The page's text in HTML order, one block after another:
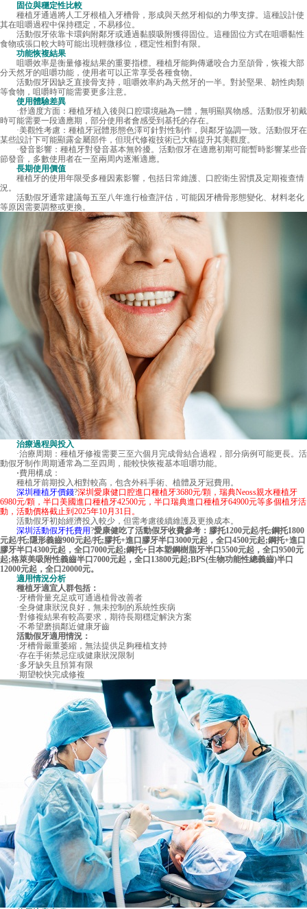
固位與穩定性比較
種植牙通過將人工牙根植入牙槽骨，形成與天然牙相似的力學支撐。這種設計使
其在咀嚼過程中保持穩定，不易移位。
活動假牙依靠卡環鉤附鄰牙或通過黏膜吸附獲得固位。這種固位方式在咀嚼黏性
食物或張口較大時可能出現輕微移位，穩定性相對有限。
功能恢複結果
咀嚼效率是衡量修複結果的重要指標。種植牙能夠傳遞咬合力至頜骨，恢複大部
分天然牙的咀嚼功能，使用者可以正常享受各種食物。
活動假牙因缺乏直接骨支持，咀嚼效率約為天然牙的一半。對於堅果、韌性肉類
等食物，咀嚼時可能需要更多注意。
使用體驗差異
·舒適度方面：種植牙植入後與口腔環境融為一體，無明顯異物感。活動假牙初戴
時可能需要一段適應期，部分使用者會感受到基托的存在。
·美觀性考慮：種植牙冠體形態色澤可針對性制作，與鄰牙協調一致。活動假牙在
某些設計下可能顯露金屬部件，但現代修複技術已大幅提升其美觀度。
·發音影響：種植牙對發音基本無幹擾。活動假牙在適應初期可能暫時影響某些音
節發音，多數使用者在一至兩周內逐漸適應。
長期使用價值
種植牙的使用年限受多種因素影響，包括日常維護、口腔衛生習慣及定期複查情
況。
活動假牙通常建議每五至八年進行檢查評估，可能因牙槽骨形態變化、材料老化
等原因需要調整或更換。
治療過程與投入
·治療周期：種植牙修複需要三至六個月完成骨結合過程，部分病例可能更長。活
動假牙制作周期通常為二至四周，能較快恢複基本咀嚼功能。
·費用構成：
種植牙前期投入相對較高，包含外科手術、植體及牙冠費用。
深圳種植牙價錢?深圳愛康健口腔進口種植牙3680元/顆，瑞典Neoss親水種植牙
6980元/顆，半口美國進口種植牙42500元，半口瑞典進口種植牙64900元等多個植牙活
動，活動價格截止到2025年10月31日。
活動假牙初始經濟投入較少，但需考慮後續維護及更換成本。
深圳活動假牙托費用?愛康健吃了活動假牙收費參考：膠托1200元起/托;鋼托1800
元起/托;隱形義齒900元起/托;膠托+進口膠牙半口3000元起，全口4500元起;鋼托+進口
膠牙半口4300元起，全口7000元起;鋼托+日本塑鋼樹脂牙半口5500元起，全口9500元
起;格萊美吸附性義齒半口7000元起，全口13800元起;BPS(生物功能性總義齒)半口
12000元起，全口20000元。
適用情況分析
種植牙適宜人群包括：
·牙槽骨量充足或可通過植骨改善者
·全身健康狀況良好，無未控制的系統性疾病
·對修複結果有較高要求，期待長期穩定解決方案
·不希望磨損鄰近健康牙齒
活動假牙適用情況：
·牙槽骨嚴重萎縮，無法提供足夠種植支持
·存在手術禁忌症或健康狀況限制
·多牙缺失且預算有限
·期望較快完成修複